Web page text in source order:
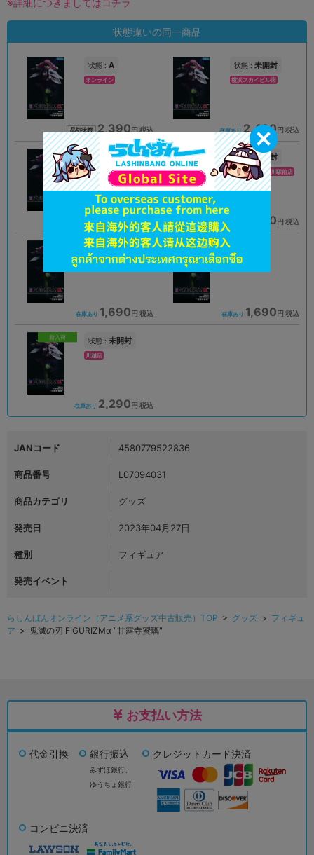
※詳細につきましてはコチラ
状態違いの同一商品
状態 : A
オンライン
品切状態 2,390円 税込
状態 : 未開封
横浜スカイビル店
在庫あり 2,490円 税込
状態 : 未開封
イオンモール旭川駅前店
在庫あり 2,290円 税込
状態 :未開封
イオンモール旭川駅前店
在庫あり 2,290円 税込
状態 :未開封
神戸店
在庫あり 1,690円 税込
松山店
在庫あり 1,690円 税込
新入荷 状態 : 未開封
川越店
在庫あり 2,290円 税込
JANコード 4580779522836
商品番号 L07094031
商品カテゴリ グッズ
発売日 2023年04月27日
種別 フィギュア
発売イベント
らしんばんオンライン（アニメ系グッズ中古販売）TOP > グッズ > フィギュ
ア > 鬼滅の刃 FIGURIZMα "甘露寺蜜璃"
お支払い方法
代金引換 銀行振込
みずほ銀行、
ゆうちょ銀行
クレジットカード決済
コンビニ決済